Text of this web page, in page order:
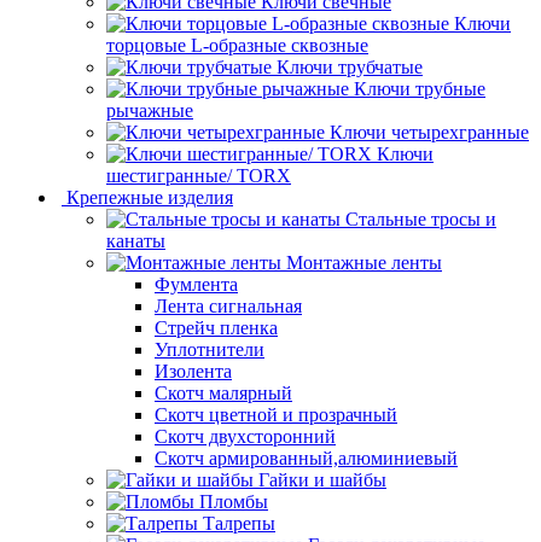
Ключи
торцовые L-образные сквозные
Ключи трубчатые
Ключи трубные
рычажные
Ключи четырехгранные
Ключи
шестигранные/ TORX
Крепежные изделия
Стальные тросы и
канаты
Монтажные ленты
Фумлента
Лента сигнальная
Стрейч пленка
Уплотнители
Изолента
Скотч малярный
Скотч цветной и прозрачный
Скотч двухсторонний
Скотч армированный,алюминиевый
Гайки и шайбы
Пломбы
Талрепы